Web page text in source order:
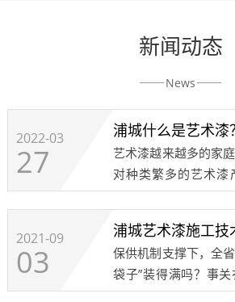
新闻动态
News
2022-03
27
艺术漆越来越多的家
对种类繁多的艺术
问，什么是艺术漆，
料有什么区别，他的
小编就带大家去了解
其他墙面装饰......
2021-09
03
保供机制支撑下，全
袋子”装得满吗？事
何时才能恢复正常？